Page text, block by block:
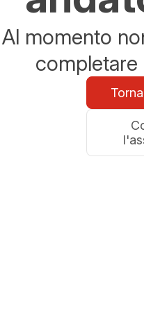
Al momento
completare